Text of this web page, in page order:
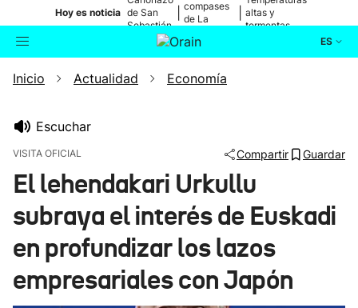
Hoy es noticia de San
Sebastián
compases
de La
altas y
tormentas
ES
Buscador Actualidad
Ikusmiran
Eguraldia
Inicio Actualidad Economía
Escuchar
VISITA OFICIAL Compartir Guardar
El lehendakari Urkullu
subraya el interés de Euskadi
en profundizar los lazos
empresariales con Japón